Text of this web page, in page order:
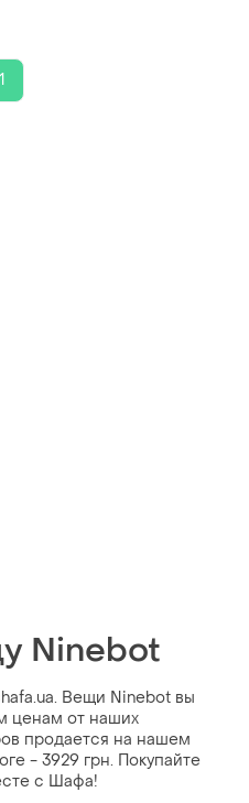
1
Ninebot
Вещи Ninebot вы
ценам от наших
продается на нашем
- 3929 грн. Покупайте
с Шафа!